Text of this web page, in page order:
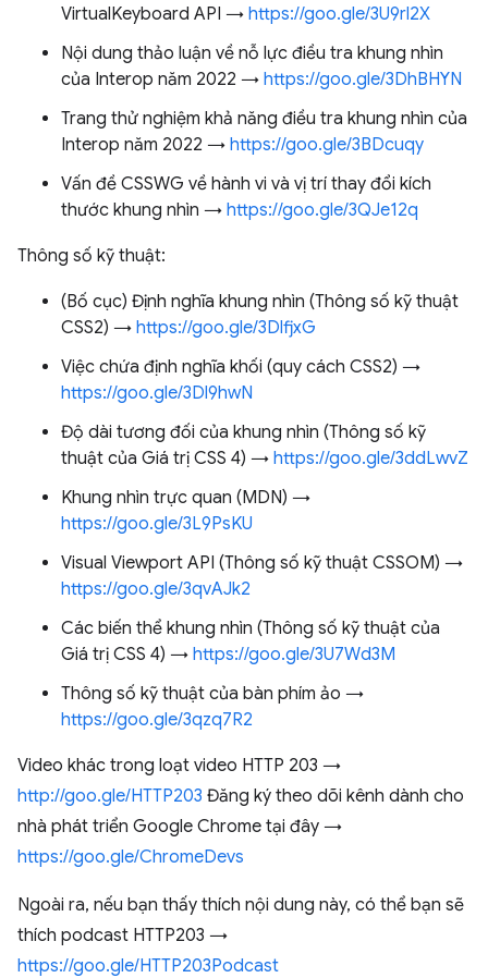
VirtualKeyboard API → https://goo.gle/3U9rl2X
Nội dung thảo luận về nỗ lực điều tra khung nhìn
của Interop năm 2022 → https://goo.gle/3DhBHYN
Trang thử nghiệm khả năng điều tra khung nhìn của
Interop năm 2022 → https://goo.gle/3BDcuqy
Vấn đề CSSWG về hành vi và vị trí thay đổi kích
thước khung nhìn → https://goo.gle/3QJe12q
Thông số kỹ thuật:
(Bố cục) Định nghĩa khung nhìn (Thông số kỹ thuật
CSS2) → https://goo.gle/3DlfjxG
Việc chứa định nghĩa khối (quy cách CSS2) →
https://goo.gle/3Dl9hwN
Độ dài tương đối của khung nhìn (Thông số kỹ
thuật của Giá trị CSS 4) → https://goo.gle/3ddLwvZ
Khung nhìn trực quan (MDN) →
https://goo.gle/3L9PsKU
Visual Viewport API (Thông số kỹ thuật CSSOM) →
https://goo.gle/3qvAJk2
Các biến thể khung nhìn (Thông số kỹ thuật của
Giá trị CSS 4) → https://goo.gle/3U7Wd3M
Thông số kỹ thuật của bàn phím ảo →
https://goo.gle/3qzq7R2
Video khác trong loạt video HTTP 203 →
http://goo.gle/HTTP203 Đăng ký theo dõi kênh dành cho
nhà phát triển Google Chrome tại đây →
https://goo.gle/ChromeDevs
Ngoài ra, nếu bạn thấy thích nội dung này, có thể bạn sẽ
thích podcast HTTP203 →
https://goo.gle/HTTP203Podcast